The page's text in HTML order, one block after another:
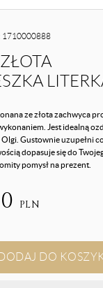
1710000888
ze złota zachwyca
Jest idealną
Gustownie uzupełni
dopasuje się do
pomysł na prezent.
PLN
DO